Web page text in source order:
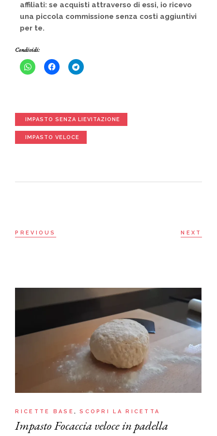
affiliati: se acquisti attraverso di essi, io ricevo
una piccola commissione senza costi aggiuntivi
per te.
Condividi:
IMPASTO SENZA LIEVITAZIONE
IMPASTO VELOCE
PREVIOUS NEXT
RICETTE BASE SCOPRI LA RICETTA
Impasto Focaccia veloce in padella